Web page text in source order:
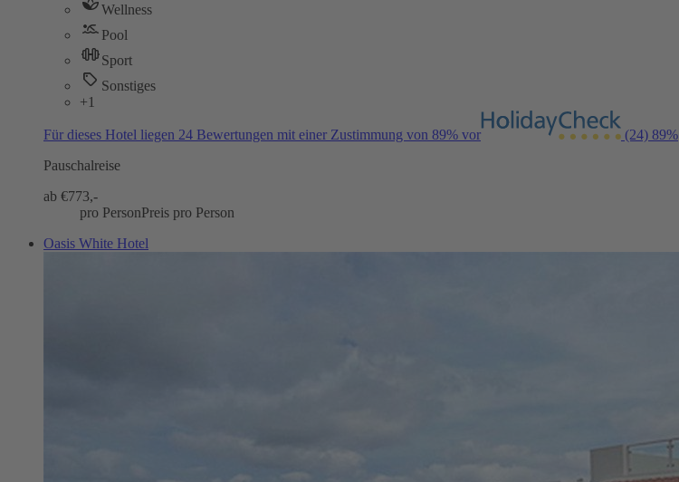
Wellness
Pool
Sport
Sonstiges
+1
Für dieses Hotel liegen 24 Bewertungen mit einer Zustimmung von 89% vor (24) 89%
Pauschalreise
ab €773,-
pro PersonPreis pro Person
Oasis White Hotel